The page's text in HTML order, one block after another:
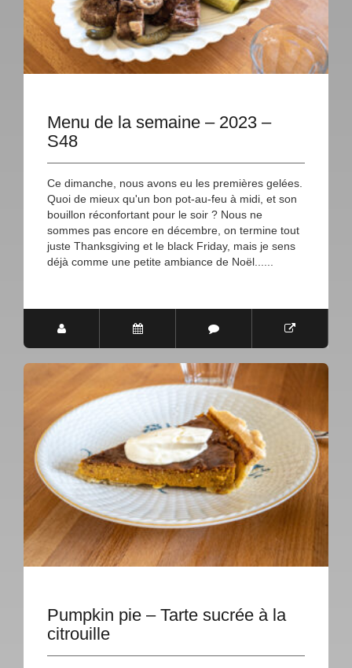
Menu de la semaine – 2023 –
S48
Ce dimanche, nous avons eu les premières gelées.
Quoi de mieux qu'un bon pot-au-feu à midi, et son
bouillon réconfortant pour le soir ? Nous ne
sommes pas encore en décembre, on termine tout
juste Thanksgiving et le black Friday, mais je sens
déjà comme une petite ambiance de Noël......
Pumpkin pie – Tarte sucrée à la
citrouille